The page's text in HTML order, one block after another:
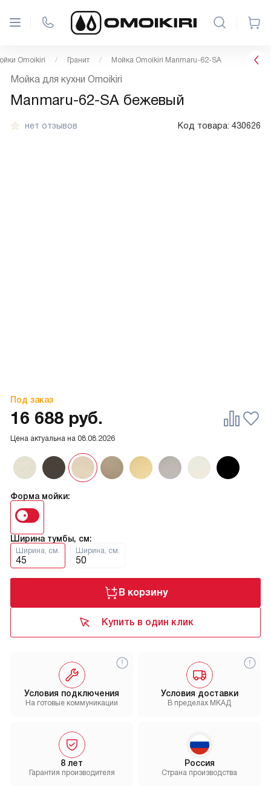
Omoikiri Гранит Мойка Omoikiri Manmaru-62-SA
нет отзывов Код товара: 430626
Под заказ
Мойка для кухни Omoikiri
Manmaru-62-SA бежевый
Форма мойки:
Ширина тумбы, см:
Ширина, см.
45
Ширина, см.
50
Цена актуальна на 08.08.2026
16 688 руб.
В корзину
Купить в один клик
Условия доставки
В пределах МКАД
8 лет
Гарантия производителя
Условия подключения
На готовые коммуникации
Россия
Страна производства